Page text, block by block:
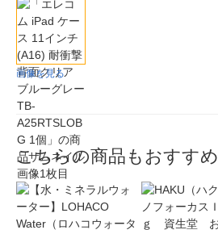
画像を見る
こちらの商品もおすすめ